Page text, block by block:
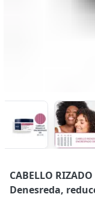
CABELLO RIZADO
Denesreda,